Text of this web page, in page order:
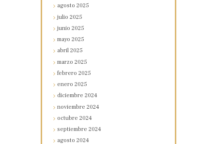
agosto2025
julio2025
junio2025
mayo2025
abril2025
marzo2025
febrero2025
enero2025
diciembre2024
noviembre2024
octubre2024
septiembre2024
agosto2024